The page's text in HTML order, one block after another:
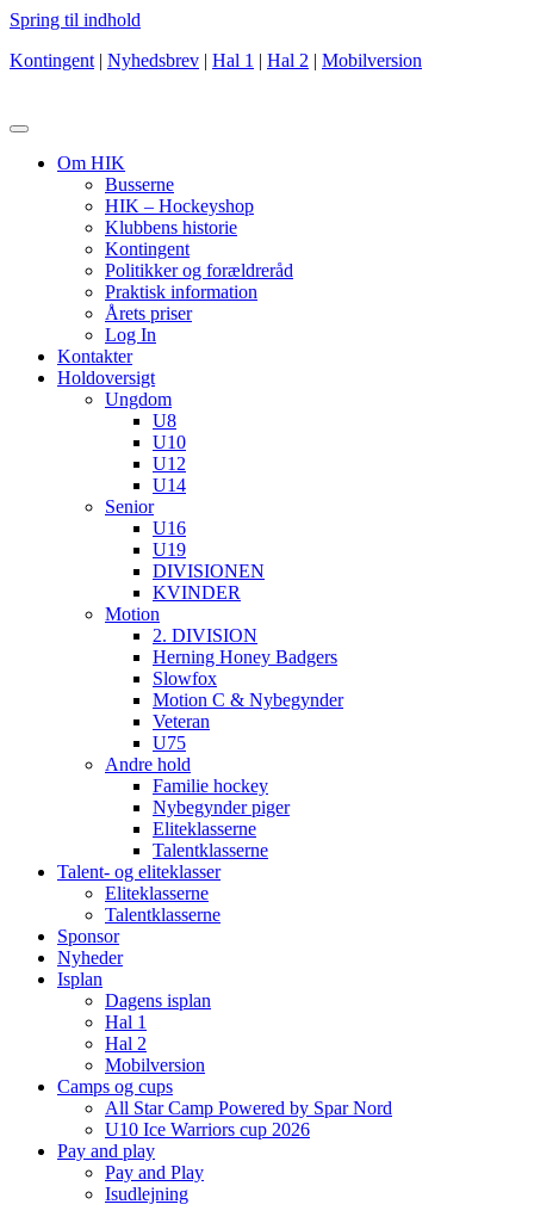
Spring til indhold
Kontingent | Nyhedsbrev | Hal 1 | Hal 2 | Mobilversion
Om HIK
Busserne
HIK – Hockeyshop
Klubbens historie
Kontingent
Politikker og forældreråd
Praktisk information
Årets priser
Log In
Kontakter
Holdoversigt
Ungdom
U8
U10
U12
U14
Senior
U16
U19
DIVISIONEN
KVINDER
Motion
2. DIVISION
Herning Honey Badgers
Slowfox
Motion C & Nybegynder
Veteran
U75
Andre hold
Familie hockey
Nybegynder piger
Eliteklasserne
Talentklasserne
Talent- og eliteklasser
Eliteklasserne
Talentklasserne
Sponsor
Nyheder
Isplan
Dagens isplan
Hal 1
Hal 2
Mobilversion
Camps og cups
All Star Camp Powered by Spar Nord
U10 Ice Warriors cup 2026
Pay and play
Pay and Play
Isudlejning